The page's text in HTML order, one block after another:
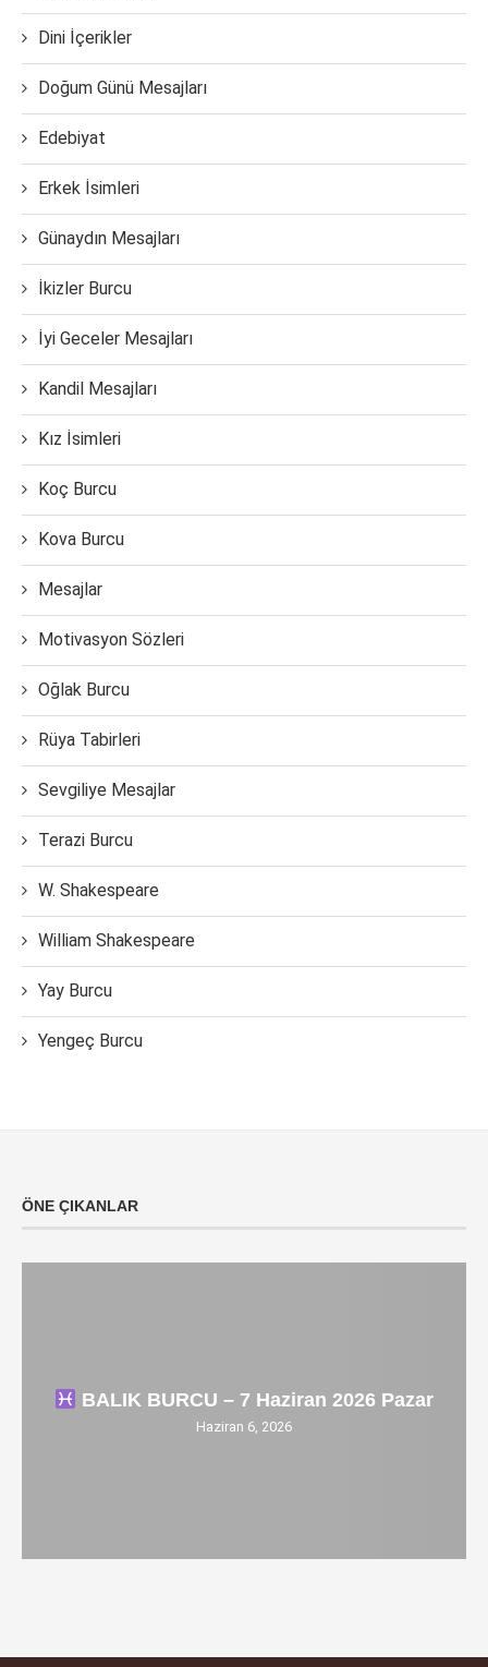
Dini İçerikler
Doğum Günü Mesajları
Edebiyat
Erkek İsimleri
Günaydın Mesajları
İkizler Burcu
İyi Geceler Mesajları
Kandil Mesajları
Kız İsimleri
Koç Burcu
Kova Burcu
Mesajlar
Motivasyon Sözleri
Oğlak Burcu
Rüya Tabirleri
Sevgiliye Mesajlar
Terazi Burcu
W. Shakespeare
William Shakespeare
Yay Burcu
Yengeç Burcu
ÖNE ÇIKANLAR
BALIK BURCU – 7 Haziran 2026 Pazar
Haziran 6, 2026